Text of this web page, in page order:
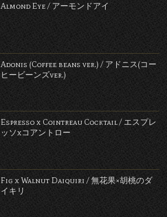
Almond Eye / アーモンドアイ
Adonis (Coffee beans ver.) / アドニス(コー
ヒービーンズver.)
Espresso x Cointreau Cocktail / エスプレ
ッソxコアントロー
Fig x Walnut Daiquiri / 無花果×胡桃のダ
イキリ